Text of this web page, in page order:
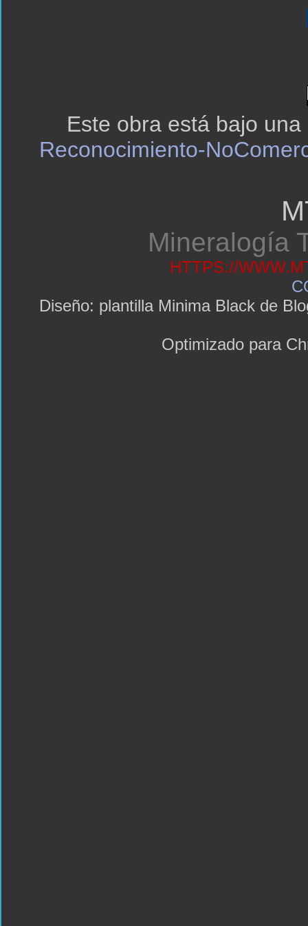
Este obra está bajo una
Reconocimiento-
Mineralogía
HTTPS://
Diseño: plantilla Minima Black de
Optimizado para